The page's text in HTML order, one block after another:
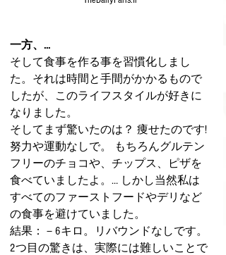
一方、...
そして食事を作る事を習慣化しまし
た。それは時間と手間がかかるもので
したが、このライフスタイルが好きに
なりました。
そしてまず驚いたのは？ 痩せたのです!
努力や運動なしで。 もちろんグルテン
フリーのチョコや、チップス、ピザを
食べていましたよ。… しかし当然私は
すべてのファーストフードやデリなど
の食事を避けていました。
結果：－6キロ。リバウンドなしです。
2つ目の驚きは、実際には難しいことで